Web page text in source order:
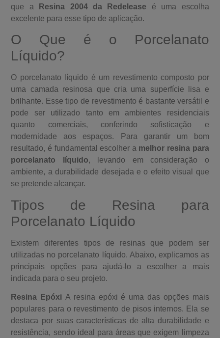
que a
Resina 2004 da Redelease é uma escolha
excelente para esse tipo de aplicação.
O Que é o Porcelanato
Líquido?
O porcelanato líquido é um revestimento composto por
uma camada resinosa que cria uma superfície lisa e
brilhante. Esse tipo de revestimento é bastante versátil e
pode ser utilizado tanto em ambientes residenciais
quanto comerciais, conferindo sofisticação e
modernidade aos espaços. Para garantir um bom
resultado, é fundamental escolher a melhor resina para
porcelanato líquido, levando em consideração o
ambiente, a durabilidade desejada e o efeito visual que
se pretende alcançar.
Tipos de Resina para
Porcelanato Líquido
Existem diferentes tipos de resinas que podem ser
utilizadas no porcelanato líquido. Abaixo, explicamos as
principais opções para ajudá-lo a escolher a mais
indicada para o seu projeto.
Resina Epóxi A resina epóxi é uma das opções mais
populares para o revestimento de pisos internos. Ela se
destaca por suas características de alta durabilidade e
resistência, sendo ideal para áreas que exigem limpeza